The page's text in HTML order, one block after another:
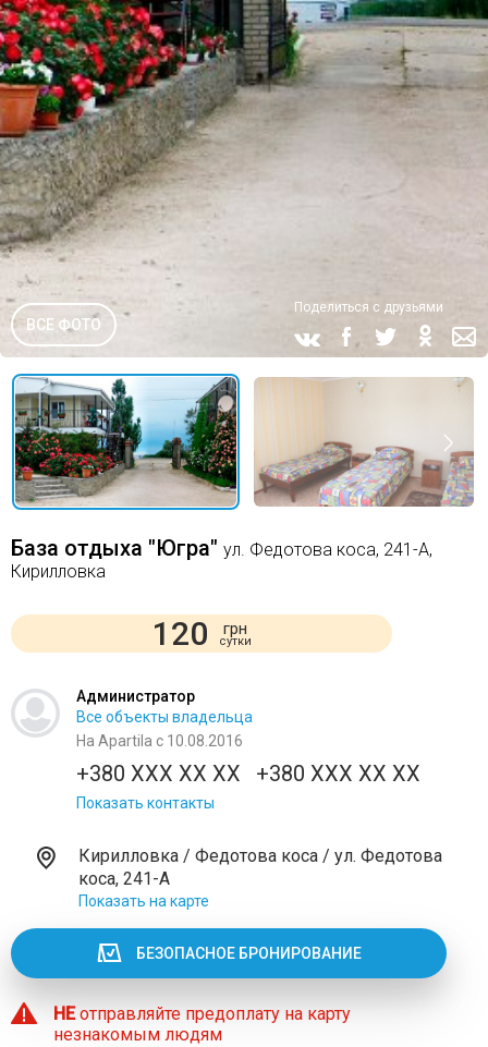
ВСЕ ФОТО
Поделиться с друзьями
База отдыха "Югра" ул. Федотова коса, 241-А,
Кирилловка
120 грн
сутки
Администратор
Все объекты владельца
На Apartila с 10.08.2016
+380 XXX XX XX +380 XXX XX XX
Показать контакты
Кирилловка / Федотова коса / ул. Федотова
коса, 241-А
Показать на карте
БЕЗОПАСНОЕ БРОНИРОВАНИЕ
НЕотправляйте предоплату на карту
незнакомым людям